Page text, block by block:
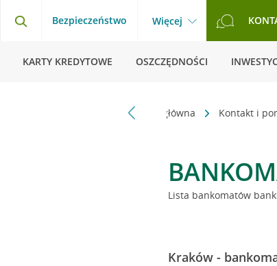
Bezpieczeństwo Więcej
KARTY KREDYTOWE OSZCZĘDNOŚCI
Strona główna Kontakt i
Lista bankomatów
Kraków -